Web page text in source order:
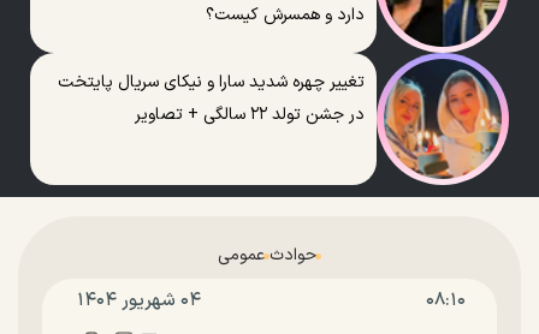
دارد و همسرش کیست؟
تغییر چهره شدید سارا و نیکای سریال پایتخت
در جشن تولد ۲۲ سالگی + تصاویر
حوادث عمومی
۰۸:۱۰ ۰۴ شهريور ۱۴۰۴